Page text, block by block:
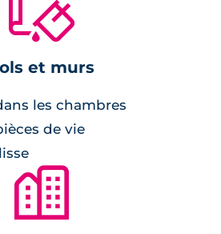
piétons y
et aux échanges.
🔨
et murs
les chambres
de vie
🏙